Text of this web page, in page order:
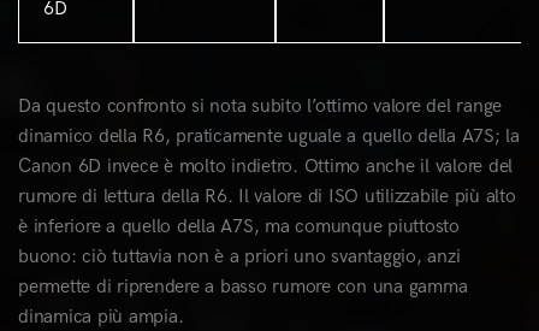
6D
Da questo confronto si nota subito l’ottimo valore del range
dinamico della R6, praticamente uguale a quello della A7S; la
Canon 6D invece è molto indietro. Ottimo anche il valore del
rumore di lettura della R6. Il valore di ISO utilizzabile più alto
è inferiore a quello della A7S, ma comunque piuttosto
buono: ciò tuttavia non è a priori uno svantaggio, anzi
permette di riprendere a basso rumore con una gamma
dinamica più ampia.